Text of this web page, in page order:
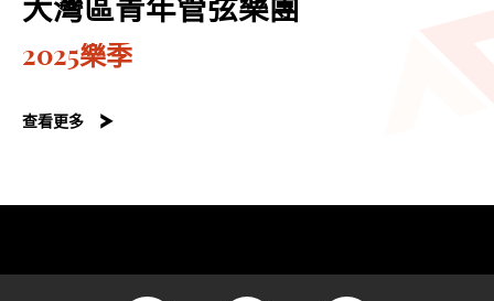
大灣區青年管弦樂團
2025樂季
查看更多